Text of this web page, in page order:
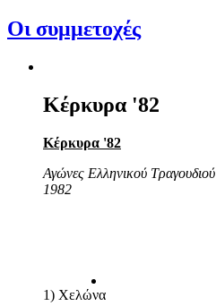
Οι συμμετοχές
Κέρκυρα '82
Κέρκυρα '82
Αγώνες Ελληνικού Τραγουδιού
1982
1) Χελώνα